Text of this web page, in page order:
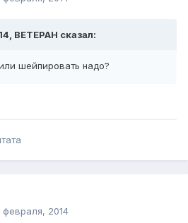
BETEPAH сказал:
шейпировать надо?
февраля, 2014